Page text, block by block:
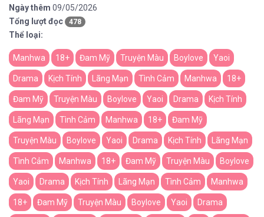
Ngày thêm 09/05/2026
Tổng lượt đọc
478
Thể loại:
Manhwa 18+ Đam Mỹ Truyện Màu Boylove Yaoi
Drama Kịch Tính Lãng Mạn Tình Cảm Manhwa 18+
Đam Mỹ Truyện Màu Boylove Yaoi Drama Kịch Tính
Lãng Mạn Tình Cảm Manhwa 18+ Đam Mỹ
Truyện Màu Boylove Yaoi Drama Kịch Tính Lãng Mạn
Tình Cảm Manhwa 18+ Đam Mỹ Truyện Màu Boylove
Yaoi Drama Kịch Tính Lãng Mạn Tình Cảm Manhwa
18+ Đam Mỹ Truyện Màu Boylove Yaoi Drama